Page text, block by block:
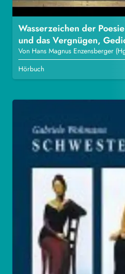
Wasserzeichen der
und das Vergnügen,
Von Hans Magnus Enzensberger
Hörbuch